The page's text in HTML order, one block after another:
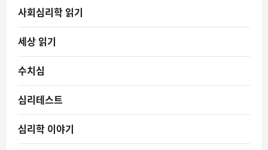
사회심리학 읽기
세상 읽기
수치심
심리테스트
심리학 이야기